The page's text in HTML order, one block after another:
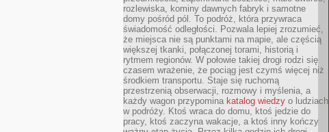
rozlewiska, kominy dawnych fabryk i samotne
domy pośród pól. To podróż, która przywraca
świadomość odległości. Pozwala lepiej zrozumieć,
że miejsca nie są punktami na mapie, ale częścią
większej tkanki, połączonej torami, historią i
rytmem regionów. W połowie takiej drogi rodzi się
czasem wrażenie, że pociąg jest czymś więcej niż
środkiem transportu. Staje się ruchomą
przestrzenią obserwacji, rozmowy i myślenia, a
każdy wagon przypomina katalog wiedzy o ludziach
w podróży. Ktoś wraca do domu, ktoś jedzie do
pracy, ktoś zaczyna wakacje, a ktoś inny kończy